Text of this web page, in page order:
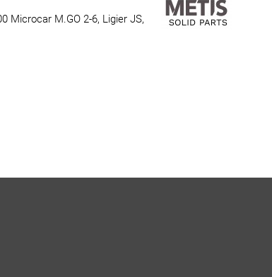
Microcar M.GO 2-6, Ligier JS,